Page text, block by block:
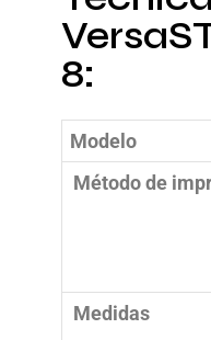
8:
Modelo
Método de
Medidas